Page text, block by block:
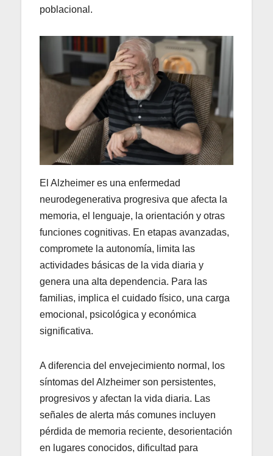
poblacional.
El Alzheimer es una enfermedad
neurodegenerativa progresiva que afecta la
memoria, el lenguaje, la orientación y otras
funciones cognitivas. En etapas avanzadas,
compromete la autonomía, limita las
actividades básicas de la vida diaria y
genera una alta dependencia. Para las
familias, implica el cuidado físico, una carga
emocional, psicológica y económica
significativa.
A diferencia del envejecimiento normal, los
síntomas del Alzheimer son persistentes,
progresivos y afectan la vida diaria. Las
señales de alerta más comunes incluyen
pérdida de memoria reciente, desorientación
en lugares conocidos, dificultad para